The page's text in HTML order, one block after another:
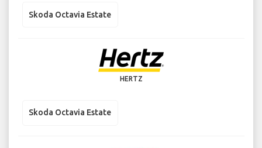
Skoda Octavia Estate
HERTZ
Skoda Octavia Estate